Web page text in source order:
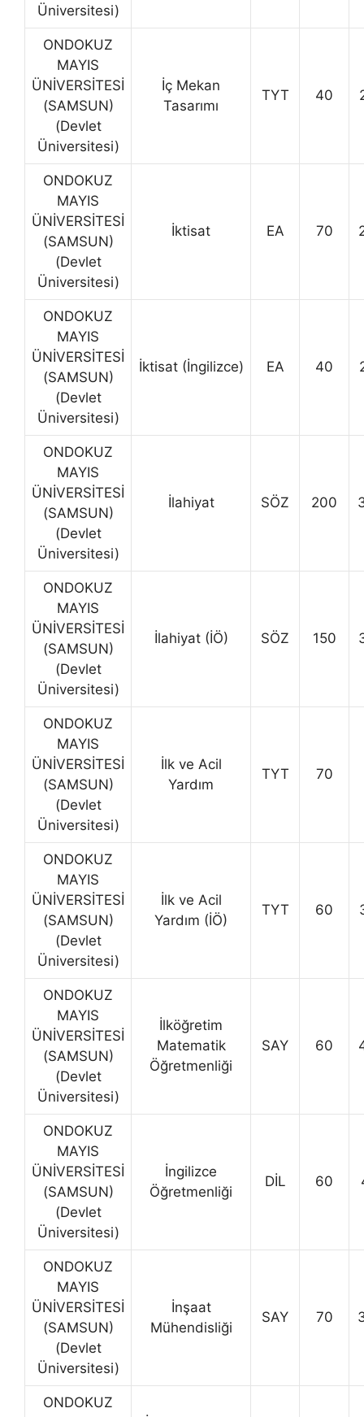
Üniversitesi)
ONDOKUZ
MAYIS
ÜNİVERSİTESİ
(SAMSUN)
(Devlet
Üniversitesi)
İç Mekan
Tasarımı
TYT 40
ONDOKUZ
MAYIS
ÜNİVERSİTESİ
(SAMSUN)
(Devlet
Üniversitesi)
İktisat EA 70
ONDOKUZ
MAYIS
ÜNİVERSİTESİ
(SAMSUN)
(Devlet
Üniversitesi)
İktisat (İngilizce) EA 40
ONDOKUZ
MAYIS
ÜNİVERSİTESİ
(SAMSUN)
(Devlet
Üniversitesi)
İlahiyat SÖZ 200
ONDOKUZ
MAYIS
ÜNİVERSİTESİ
(SAMSUN)
(Devlet
Üniversitesi)
İlahiyat (İÖ) SÖZ 150
ONDOKUZ
MAYIS
ÜNİVERSİTESİ
(SAMSUN)
(Devlet
Üniversitesi)
İlk ve Acil
Yardım
TYT 70
ONDOKUZ
MAYIS
ÜNİVERSİTESİ
(SAMSUN)
(Devlet
Üniversitesi)
İlk ve Acil
Yardım (İÖ)
TYT 60
ONDOKUZ
MAYIS
ÜNİVERSİTESİ
(SAMSUN)
(Devlet
Üniversitesi)
İlköğretim
Matematik
Öğretmenliği
SAY 60
ONDOKUZ
MAYIS
ÜNİVERSİTESİ
(SAMSUN)
(Devlet
Üniversitesi)
İngilizce
Öğretmenliği
DİL 60
ONDOKUZ
MAYIS
ÜNİVERSİTESİ
(SAMSUN)
(Devlet
Üniversitesi)
İnşaat
Mühendisliği
SAY 70
ONDOKUZ